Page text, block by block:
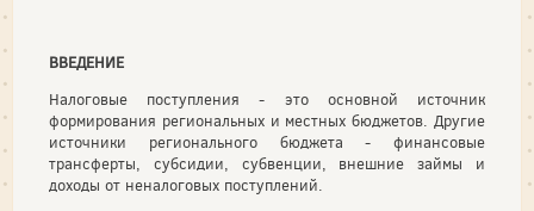
ВВЕДЕНИЕ
Налоговые поступления - это основной источник
формирования региональных и местных бюджетов. Другие
источники регионального бюджета - финансовые
трансферты, субсидии, субвенции, внешние займы и
доходы от неналоговых поступлений.